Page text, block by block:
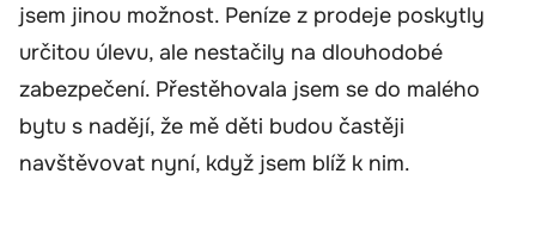
jsem jinou možnost. Peníze z prodeje poskytly
určitou úlevu, ale nestačily na dlouhodobé
zabezpečení. Přestěhovala jsem se do malého
bytu s nadějí, že mě děti budou častěji
navštěvovat nyní, když jsem blíž k nim.